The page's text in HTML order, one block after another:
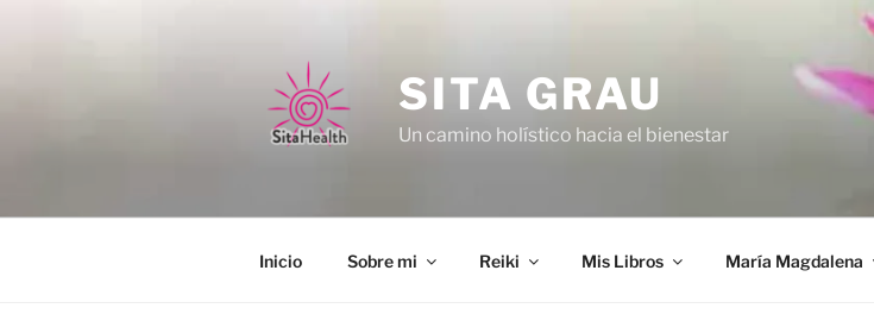
SITA GRAU
Un camino holístico hacia el bienestar
Inicio Sobre mi Reiki Mis Libros María Magdalena